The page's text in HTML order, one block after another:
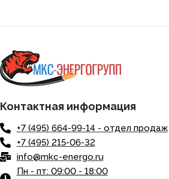
Контактная информация
+7 (495) 664-99-14 - отдел продаж
+7 (495) 215-06-32
info@mkc-energo.ru
Пн - пт: 09:00 - 18:00